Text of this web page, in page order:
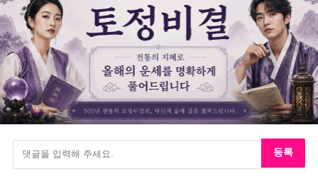
등록